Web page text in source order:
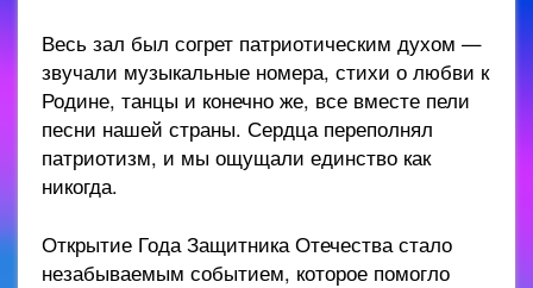
Весь зал был согрет патриотическим духом —
звучали музыкальные номера, стихи о любви к
Родине, танцы и конечно же, все вместе пели
песни нашей страны. Сердца переполнял
патриотизм, и мы ощущали единство как
никогда.
Открытие Года Защитника Отечества стало
незабываемым событием, которое помогло